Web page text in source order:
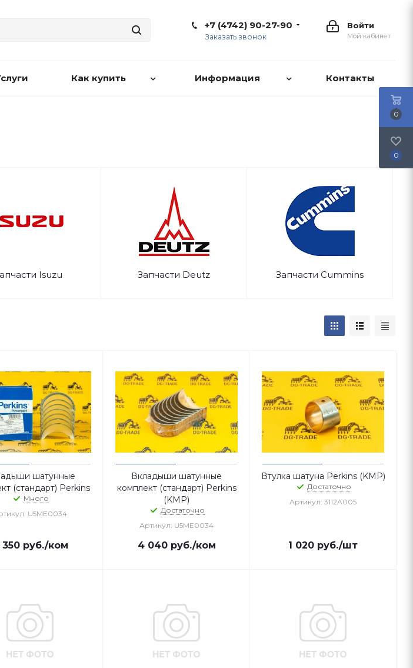
Войти
Мой кабинет
+7 (4742) 90-27-90
Заказать звонок
Как купить Информация Контакты
Isuzu Запчасти Deutz Запчасти Cummins
шатунные
(стандарт) Perkins
Много
U5ME0034
руб./ком
Вкладыши шатунные
комплект (стандарт) Perkins
(KMP)
Достаточно
Артикул: U5ME0034
4 040руб./ком
Втулка шатуна Perkins (KMP)
Достаточно
Артикул: 3112A005
1 020 руб./шт
0
0